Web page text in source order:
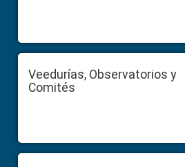
Veedurías, Observatorios y
Comités